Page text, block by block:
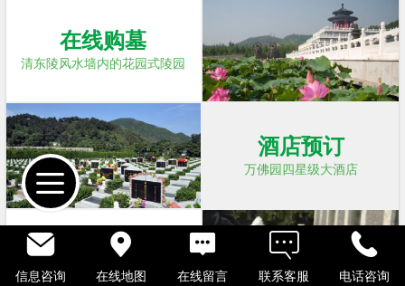
在线购墓
清东陵风水墙内的花园式陵园
酒店预订
万佛园四星级大酒店
代客祭扫
用心服务为您传递思念
信息咨询 在线地图 在线留言 联系客服 电话咨询